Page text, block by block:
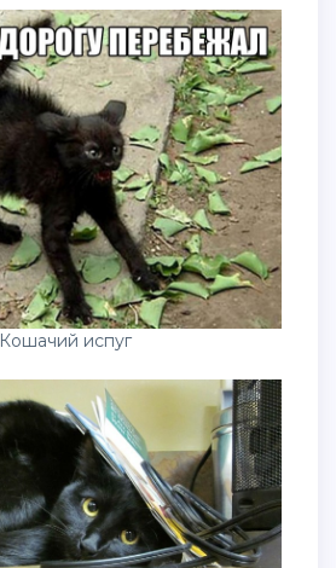
Кошачий испуг